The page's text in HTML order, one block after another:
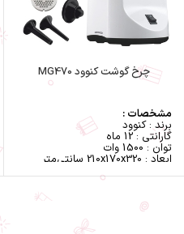
چرخ گوشت کنوود MG470
مشخصات :
برند : کنوود
گارانتی : 12 ماه
توان : 1500 وات
ابعاد : 210x170x320 سانتی‌متر
کلید خاموش روشن به همراه حالت
قابلیت تهیه‌ی کباب و کبه
بدنه از جنس پلاستیک
دارای محفظه جهت جمع آوری سیم